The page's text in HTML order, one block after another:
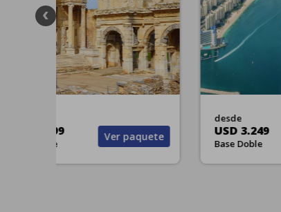
USD 3.799
Base Doble
Ver paquete